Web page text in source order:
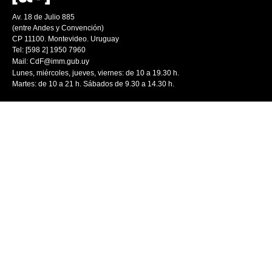
Av. 18 de Julio 885
(entre Andes y Convención)
CP 11100. Montevideo. Uruguay
Tel: [598 2] 1950 7960
Mail: CdF@imm.gub.uy
Lunes, miércoles, jueves, viernes: de 10 a 19.30 h.
Martes: de 10 a 21 h. Sábados de 9.30 a 14.30 h.